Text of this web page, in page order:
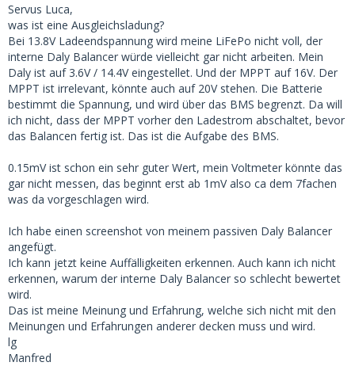
Servus Luca,
was ist eine Ausgleichsladung?
Bei 13.8V Ladeendspannung wird meine LiFePo nicht voll, der
interne Daly Balancer würde vielleicht gar nicht arbeiten. Mein
Daly ist auf 3.6V / 14.4V eingestellet. Und der MPPT auf 16V. Der
MPPT ist irrelevant, könnte auch auf 20V stehen. Die Batterie
bestimmt die Spannung, und wird über das BMS begrenzt. Da will
ich nicht, dass der MPPT vorher den Ladestrom abschaltet, bevor
das Balancen fertig ist. Das ist die Aufgabe des BMS.
0.15mV ist schon ein sehr guter Wert, mein Voltmeter könnte das
gar nicht messen, das beginnt erst ab 1mV also ca dem 7fachen
was da vorgeschlagen wird.
Ich habe einen screenshot von meinem passiven Daly Balancer
angefügt.
Ich kann jetzt keine Auffälligkeiten erkennen. Auch kann ich nicht
erkennen, warum der interne Daly Balancer so schlecht bewertet
wird.
Das ist meine Meinung und Erfahrung, welche sich nicht mit den
Meinungen und Erfahrungen anderer decken muss und wird.
lg
Manfred